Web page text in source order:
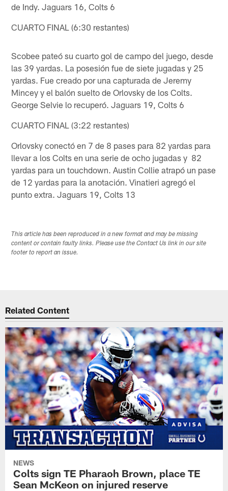
de Indy. Jaguars 16, Colts 6
CUARTO FINAL (6:30 restantes)
Scobee pateó su cuarto gol de campo del juego, desde
las 39 yardas. La posesión fue de siete jugadas y 25
yardas. Fue creado por una capturada de Jeremy
Mincey y el balón suelto de Orlovsky de los Colts.
George Selvie lo recuperó. Jaguars 19, Colts 6
CUARTO FINAL (3:22 ​​restantes)
Orlovsky conectó en 7 de 8 pases para 82 yardas para
llevar a los Colts en una serie de ocho jugadas y 82
yardas para un touchdown. Austin Collie atrapó un pase
de 12 yardas para la anotación. Vinatieri agregó el
punto extra. Jaguars 19, Colts 13
This article has been reproduced in a new format and may be missing
content or contain faulty links. Please use the Contact Us link in our site
footer to report an issue.
Related Content
NEWS
Colts sign TE Pharaoh Brown, place TE
Sean McKeon on injured reserve